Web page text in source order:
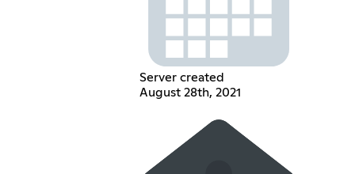
Server created
August 28th, 2021